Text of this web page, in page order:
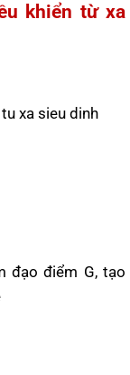
khiển từ xa
đạo điểm G, tạo